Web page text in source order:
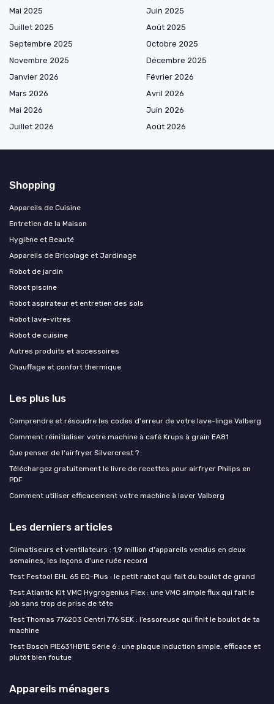
Mai 2025
Juin 2025
Juillet 2025
Août 2025
Septembre 2025
Octobre 2025
Novembre 2025
Décembre 2025
Janvier 2026
Février 2026
Mars 2026
Avril 2026
Mai 2026
Juin 2026
Juillet 2026
Août 2026
Shopping
Appareils de Cuisine
Entretien de la Maison
Hygiène et Beauté
Appareils de Bricolage et Jardinage
Robot de jardin
Robot piscine
Robot aspirateur et entretien des sols
Robot lave-vitres
Robot de cuisine
Autres produits et accessoires
Chauffage et confort thermique
Les plus lus
Comprendre et résoudre les codes d'erreur de votre lave-linge Valberg
Comment réinitialiser votre machine à café Krups à grain EA81
Que penser de l'airfryer Silvercrest ?
Téléchargez gratuitement le livre de recettes pour airfryer Philips en
PDF
Comment utiliser efficacement votre machine à laver Valberg
Les derniers articles
Climatiseurs et ventilateurs : 1,9 million d'appareils vendus en deux
semaines, les leçons d'une ruée record
Test Festool EHL 65 EQ-Plus : le petit rabot qui fait du boulot de grand
Test Atlantic Kit VMC Hygrogenius Flex : une VMC simple flux qui fait le
job sans trop de prise de tête
Test Thomas 776203 Centri 776 SEK : l’essoreuse qui finit le boulot de ta
machine
Test Bosch PIE631HB1E Série 6 : une plaque induction simple, efficace et
plutôt bien foutue
Appareils ménagers